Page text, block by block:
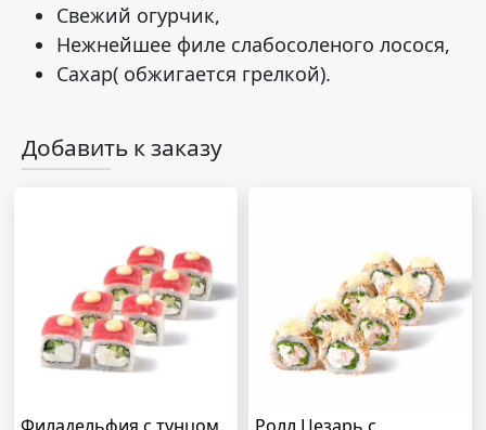
Свежий огурчик,
Нежнейшее филе слабосоленого лосося,
Сахар( обжигается грелкой).
Добавить к заказу